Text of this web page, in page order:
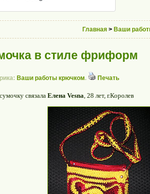
Главная > Ваши
в стиле фриформ
Ваши работы крючком. Печать
связала Елена Vesna, 28 лет, г.Королев